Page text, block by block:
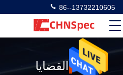
86--13732210605
القضايا